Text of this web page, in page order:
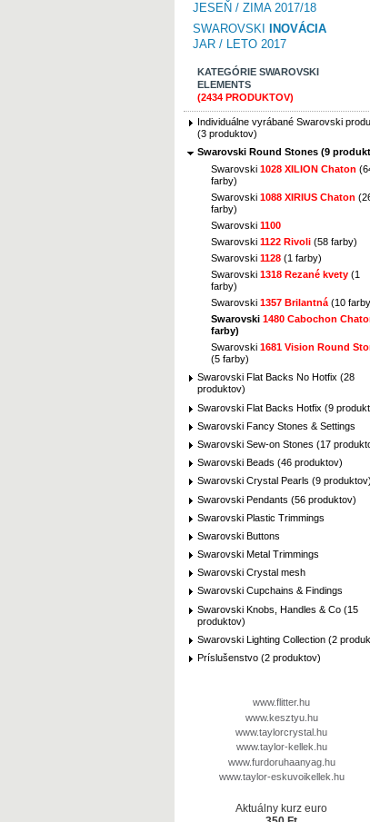
JESEŇ / ZIMA 2017/18
SWAROVSKI
INOVÁCIA
JAR / LETO 2017
KATEGÓRIE SWAROVSKI
ELEMENTS
(2434 PRODUKTOV)
Individuálne vyrábané Swarovski
(3 produktov)
Swarovski Round Stones (9
Swarovski 1028 XILION Chaton
farby)
Swarovski 1088 XIRIUS Chaton
farby)
Swarovski 1100
Swarovski 1122 Rivoli (58 farby)
Swarovski 1128 (1 farby)
Swarovski 1318 Rezané kvety (1
farby)
Swarovski 1357 Brilantná (10
Swarovski 1480 Cabochon
farby)
Swarovski 1681 Vision Round
(5 farby)
Swarovski Flat Backs No Hotfix (28
produktov)
Swarovski Flat Backs Hotfix (9
Swarovski Fancy Stones & Settings
Swarovski Sew-on Stones (17
Swarovski Beads (46 produktov)
Swarovski Crystal Pearls (9 produktov)
Swarovski Pendants (56 produktov)
Swarovski Plastic Trimmings
Swarovski Buttons
Swarovski Metal Trimmings
Swarovski Crystal mesh
Swarovski Cupchains & Findings
Swarovski Knobs, Handles & Co (15
produktov)
Swarovski Lighting Collection (2
Príslušenstvo (2 produktov)
www.flitter.hu
www.kesztyu.hu
www.taylorcrystal.hu
www.taylor-kellek.hu
www.furdoruhaanyag.hu
www.taylor-eskuvoikellek.hu
Aktuálny kurz euro